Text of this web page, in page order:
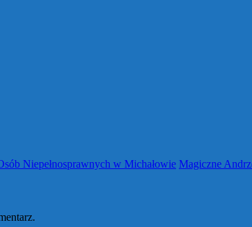
Niepełnosprawnych w Michałowie Magiczne